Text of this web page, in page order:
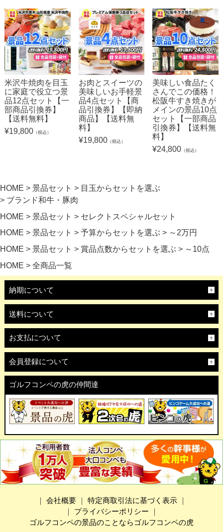
米沢牛焼肉を目玉
に家庭で役立つ景
品12点セット【一
部商品引換券】
【送料無料】
¥19,800（税込）
お肉とスイーツの
美味しいお手軽景
品4点セット【商
品引換券】【即納
商品】【送料無
料】
¥19,800（税込）
美味しい食品たく
さんでこの価格！
松阪牛すき焼きが
メインの景品10点
セット【一部商品
引換券】【送料無
料】
¥24,800 （税込）
HOME 景品セット
目玉からセットを選ぶ
ブランド和牛・豚肉
HOME
景品セット
セレクトスペシャルセット
HOME
景品セット 予算からセットを選ぶ
～2万円
HOME
景品セット 賞品点数からセットを選ぶ
～10点
HOME
全商品一覧
納期について
送料について
お支払について
会員登録について
ゴルフコンペの虎の仲間達
｜ 会社概要｜ 特定商取引法に基づく表示｜
｜ プライバシーポリシー ｜
ゴルフコンペの景品のことならゴルフコンペの虎